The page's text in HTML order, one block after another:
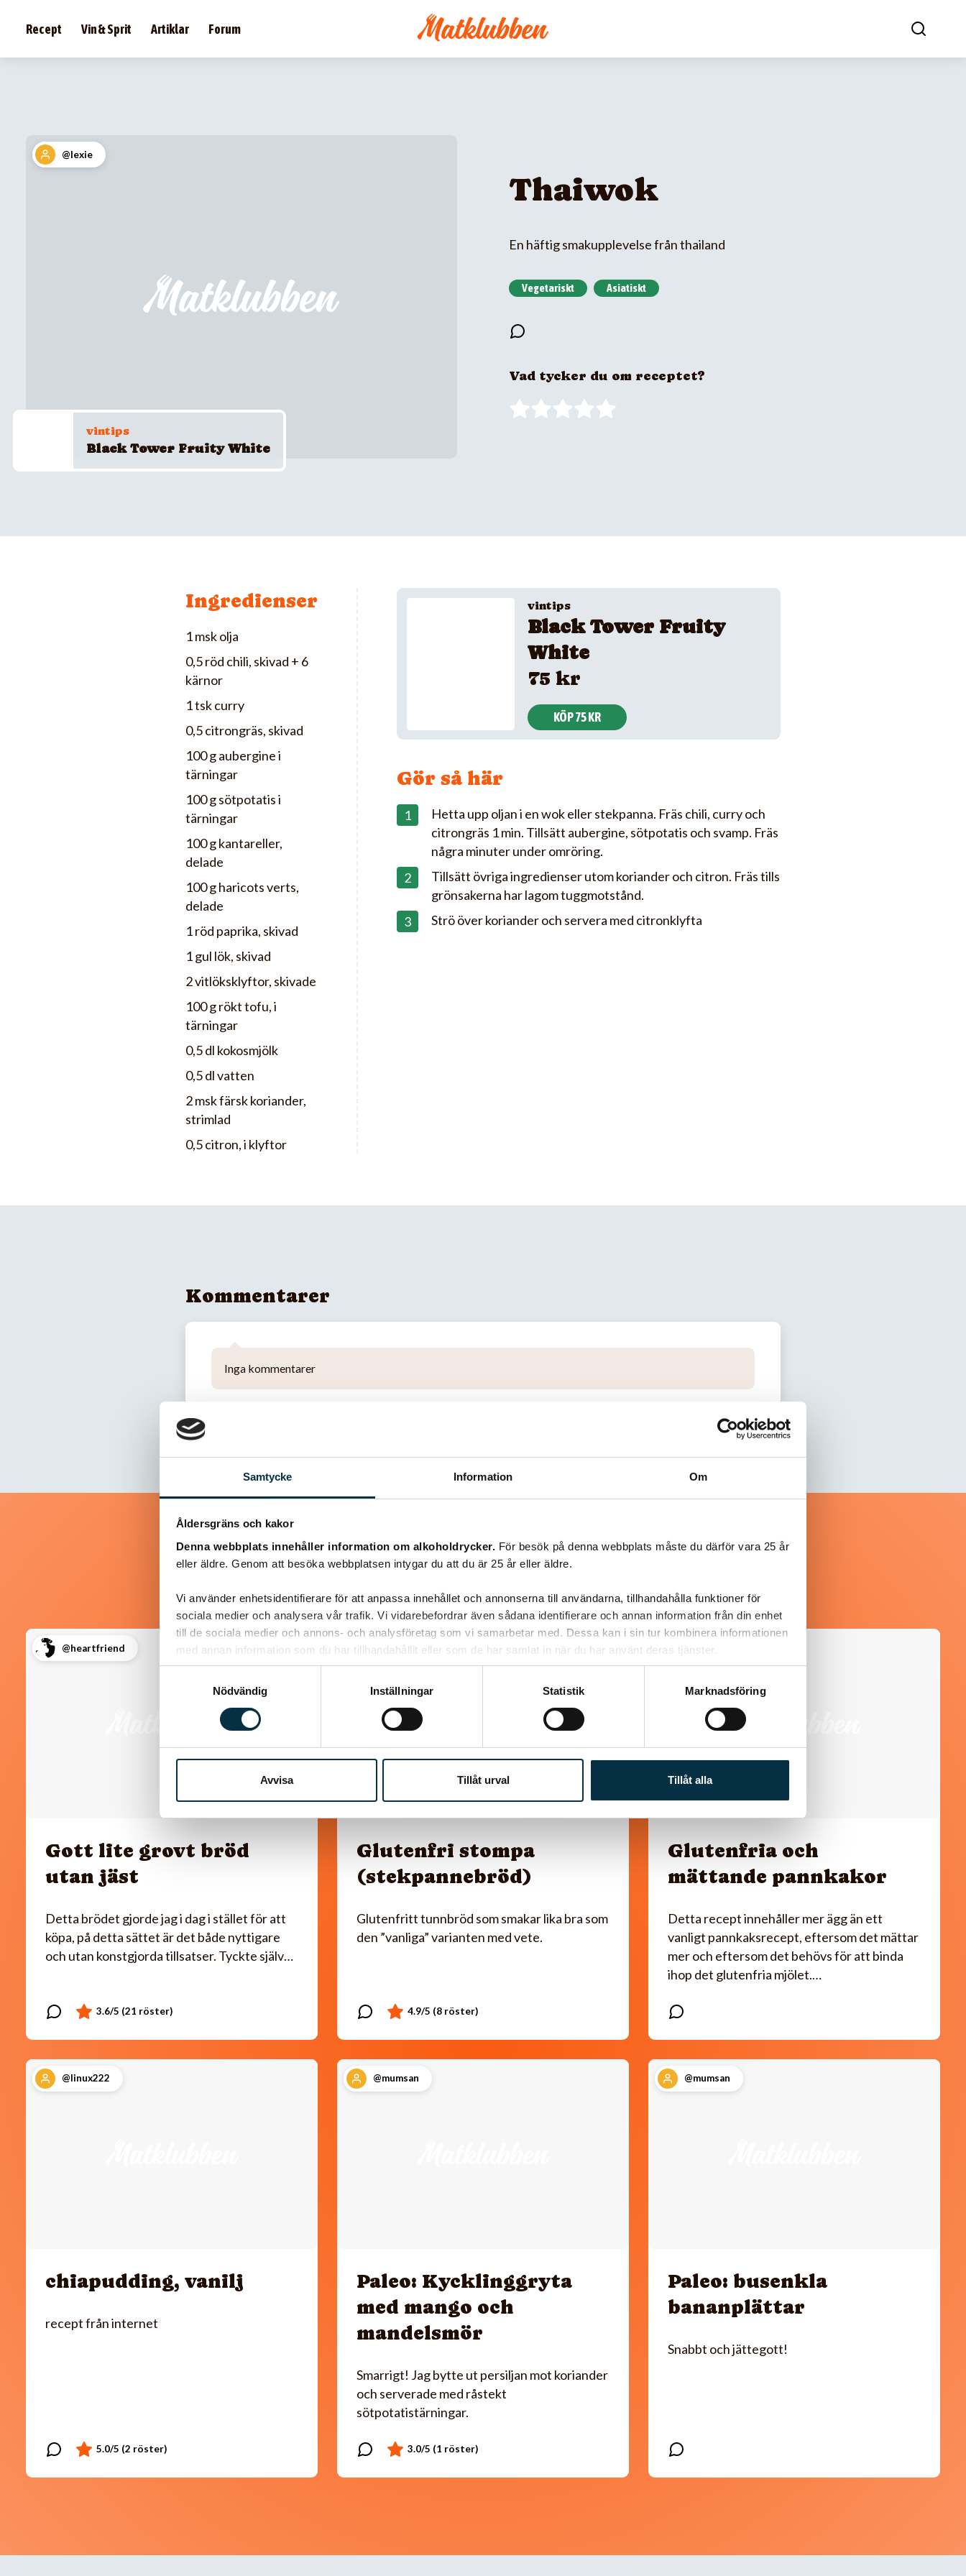
Samtycke Information Om
Åldersgräns och kakor
Denna webbplats innehåller information om alkoholdrycker. För besök på denna webbplats måste du därför vara 25 år
eller äldre. Genom att besöka webbplatsen intygar du att du är 25 år eller äldre.
Vi använder enhetsidentifierare för att anpassa innehållet och annonserna till användarna, tillhandahålla funktioner för
sociala medier och analysera vår trafik. Vi vidarebefordrar även sådana identifierare och annan information från din enhet
till de sociala medier och annons- och analysföretag som vi samarbetar med. Dessa kan i sin tur kombinera informationen
med annan information som du har tillhandahållit eller som de har samlat in när du har använt deras tjänster.
Nödvändig
Inställningar Statistik Marknadsföring
Avvisa Tillåt urval Tillåt alla
Recept Vin & Sprit Artiklar Forum
@lexie
vintips
Black Tower Fruity White
Thaiwok
En häftig smakupplevelse från thailand
Vegetariskt Asiatiskt
Vad tycker du om receptet?
Ingredienser
1 msk olja
0,5 röd chili, skivad + 6
kärnor
1 tsk curry
0,5 citrongräs, skivad
100 g aubergine i
tärningar
100 g sötpotatis i
tärningar
100 g kantareller,
delade
100 g haricots verts,
delade
1 röd paprika, skivad
1 gul lök, skivad
2 vitlöksklyftor, skivade
100 g rökt tofu, i
tärningar
0,5 dl kokosmjölk
0,5 dl vatten
2 msk färsk koriander,
strimlad
0,5 citron, i klyftor
vintips
Black Tower Fruity
White
75 kr
KÖP 75 KR
Gör så här
Hetta upp oljan i en wok eller stekpanna. Fräs chili, curry och
citrongräs 1 min. Tillsätt aubergine, sötpotatis och svamp. Fräs
några minuter under omröring.
Tillsätt övriga ingredienser utom koriander och citron. Fräs tills
grönsakerna har lagom tuggmotstånd.
Strö över koriander och servera med citronklyfta
Kommentarer
Inga kommentarer
Liknande recept
@heartfriend
Gott lite grovt bröd
utan jäst
Detta brödet gjorde jag i dag i stället för att
köpa, på detta sättet är det både nyttigare
och utan konstgjorda tillsatser. Tyckte själv…
@asaeon
Glutenfri stompa
(stekpannebröd)
Glutenfritt tunnbröd som smakar lika bra som
den ”vanliga” varianten med vete.
@asaeon
Glutenfria och
mättande pannkakor
Detta recept innehåller mer ägg än ett
vanligt pannkaksrecept, eftersom det mättar
mer och eftersom det behövs för att binda
ihop det glutenfria mjölet.…
@linux222
chiapudding, vanilj
recept från internet
@mumsan
Paleo: Kycklinggryta
med mango och
mandelsmör
Smarrigt! Jag bytte ut persiljan mot koriander
och serverade med råstekt
sötpotatistärningar.
@mumsan
Paleo: busenkla
bananplättar
Snabbt och jättegott!